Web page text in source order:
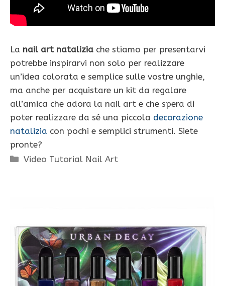
La nail art natalizia che stiamo per presentarvi
potrebbe inspirarvi non solo per realizzare
un’idea colorata e semplice sulle vostre unghie,
ma anche per acquistare un kit da regalare
all’amica che adora la nail art e che spera di
poter realizzare da sé una piccola decorazione
natalizia con pochi e semplici strumenti. Siete
pronte?
Categorie
Video Tutorial Nail Art